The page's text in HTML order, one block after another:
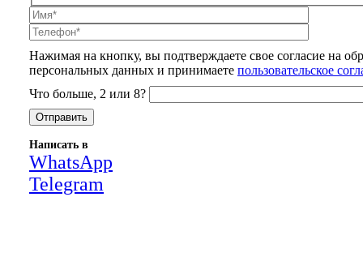
Нажимая на кнопку, вы подтверждаете свое согласие на
персональных данных и принимаете пользовательское
Что больше, 2 или 8?
Написать в
WhatsApp
Telegram